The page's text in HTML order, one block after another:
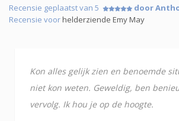
Recensie geplaatst van 5
door
Recensie voorhelderziende Emy May
Kon alles gelijk zien en benoemde
niet kon weten. Geweldig, ben
vervolg. Ik hou je op de hoogte.